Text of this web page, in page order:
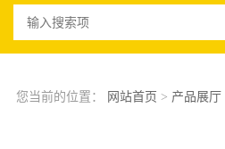
您当前的位置： 网站首页 > 产品展厅